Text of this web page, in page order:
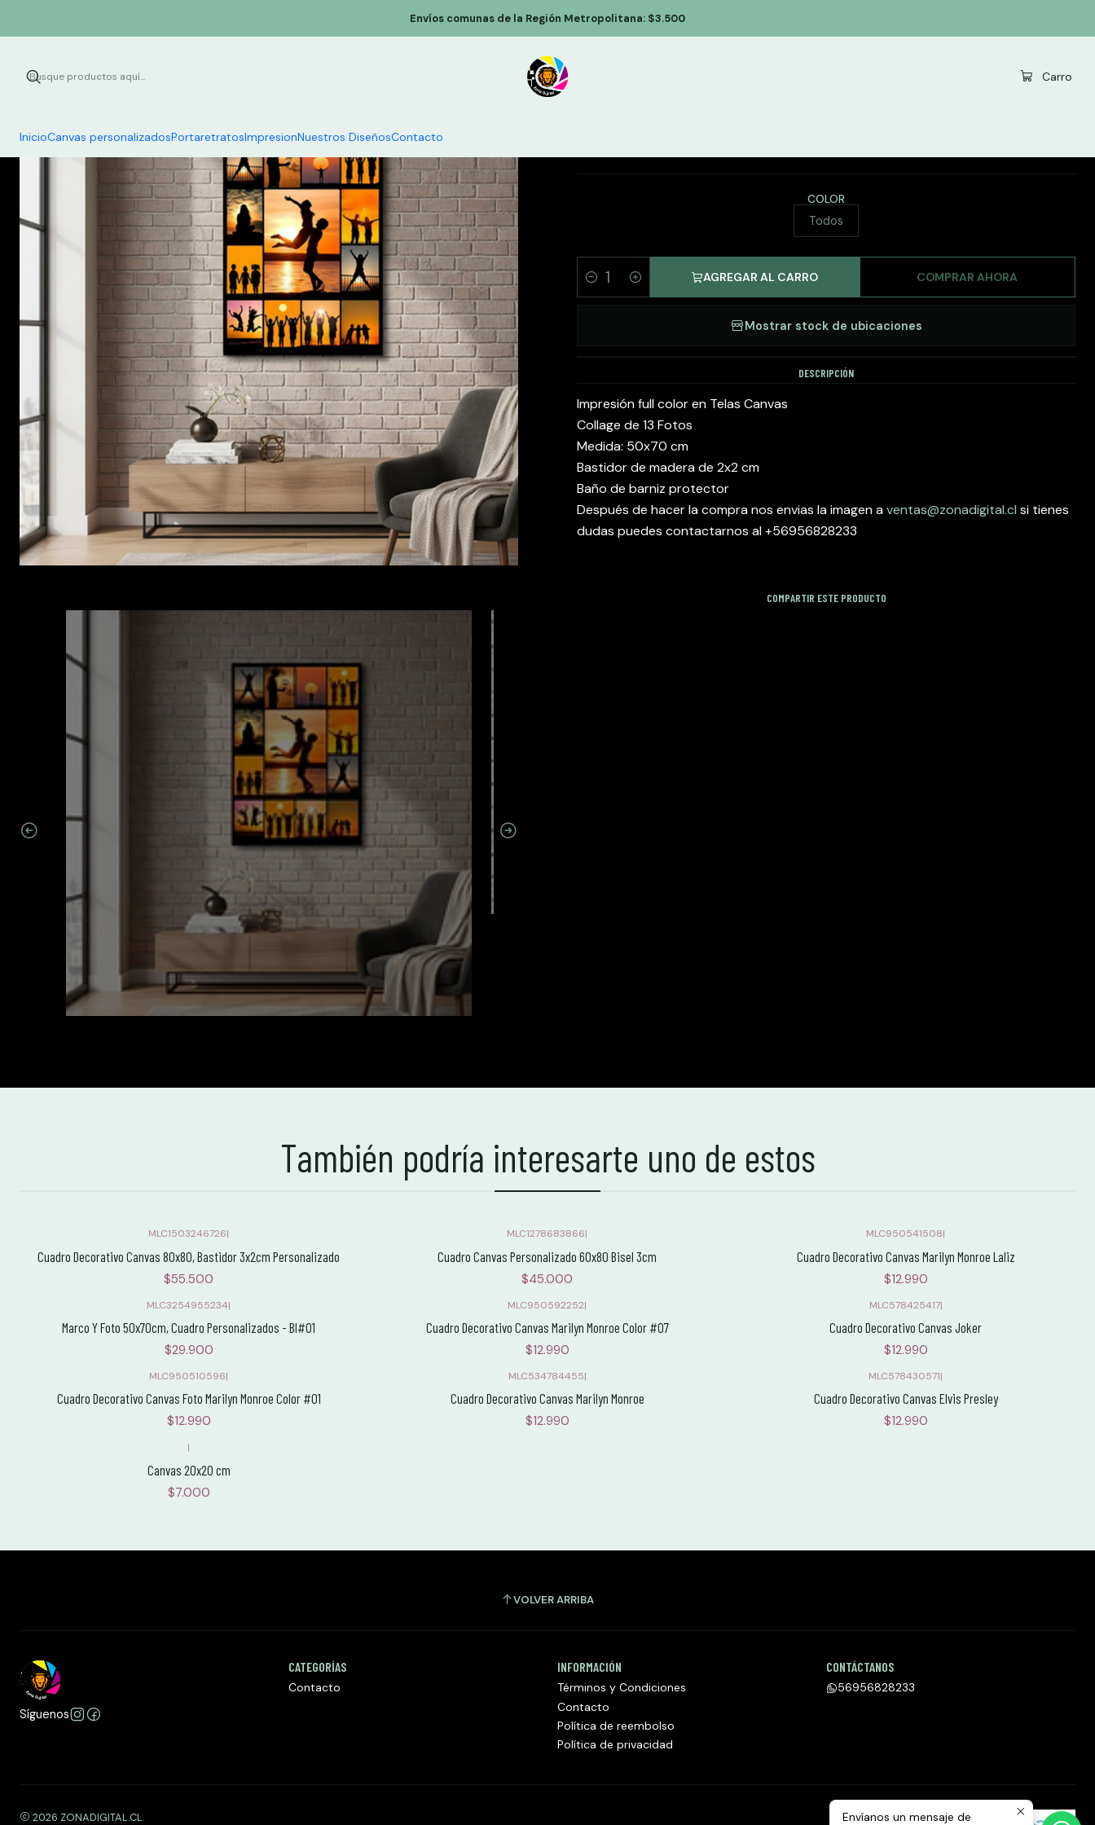
Carro
InicioCanvas personalizadosPortaretratosImpresionNuestros DiseñosContacto
Envíos comunas de la Región Metropolitana: $3.500
Canvas personalizados Cuadro Decorativo Canvas Collage 50x70cm - 13 Fotos
Cuadro Decorativo Canvas Collage
COLOR
Todos
Cantidad
AGREGAR AL CARRO COMPRAR AHORA
Mostrar stock de ubicaciones
DESCRIPCIÓN
Impresión full color en Telas Canvas
Collage de 13 Fotos
Medida: 50x70 cm
Bastidor de madera de 2x2 cm
Baño de barniz protector
Después de hacer la compra nos envias la imagen aventas@zonadigital.cl si tienes
dudas puedes contactarnos al +56956828233
COMPARTIR ESTE PRODUCTO
También podría interesarte uno de estos
MLC1503246726|
Cuadro Decorativo Canvas 80x80, Bastidor 3x2cm Personalizado
$55.500
MLC1278683866|
Cuadro Canvas Personalizado 60x80 Bisel 3cm
$45.000
MLC950541508|
Cuadro Decorativo Canvas Marilyn Monroe Laliz
$12.990
MLC3254955234|
Marco Y Foto 50x70cm, Cuadro Personalizados - Bl#01
$29.900
MLC950592252|
Cuadro Decorativo Canvas Marilyn Monroe Color #07
$12.990
MLC578425417|
Cuadro Decorativo Canvas Joker
$12.990
MLC950510596|
Cuadro Decorativo Canvas Foto Marilyn Monroe Color #01
$12.990
MLC534784455|
Cuadro Decorativo Canvas Marilyn Monroe
$12.990
MLC578430571|
Cuadro Decorativo Canvas Elvis Presley
$12.990
|
Canvas 20x20 cm
$7.000
VOLVER ARRIBA
Síguenos
CATEGORÍAS
Contacto
INFORMACIÓN
Términos y Condiciones
Contacto
Política de reembolso
Política de privacidad
CONTÁCTANOS
56956828233
2026 ZONADIGITAL.CL. Envíanos un mensaje de